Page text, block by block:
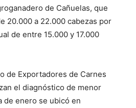
de Cañuelas, que
20.000 a 22.000 cabezas por
de entre 15.000 y 17.000
de Exportadores de Carnes
el diagnóstico de menor
de enero se ubicó en